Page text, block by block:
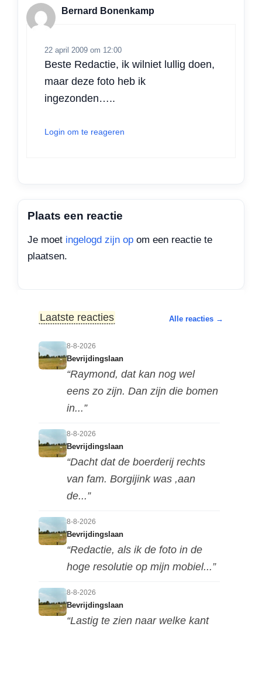
Bernard Bonenkamp
22 april 2009 om 12:00
Beste Redactie, ik wilniet lullig doen,
maar deze foto heb ik
ingezonden…..
Login om te reageren
Plaats een reactie
Je moet ingelogd zijn op om een reactie te
plaatsen.
Laatste reacties Alle reacties →
8-8-2026
Bevrijdingslaan
“Raymond, dat kan nog wel
eens zo zijn. Dan zijn die bomen
in...”
8-8-2026
Bevrijdingslaan
“Dacht dat de boerderij rechts
van fam. Borgijink was ,aan
de...”
8-8-2026
Bevrijdingslaan
“Redactie, als ik de foto in de
hoge resolutie op mijn mobiel...”
8-8-2026
Bevrijdingslaan
“Lastig te zien naar welke kant